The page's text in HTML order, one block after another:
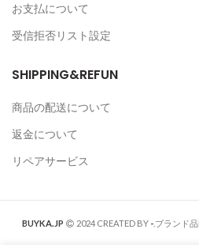
お支払について
受信拒否リスト設定
SHIPPING&REFUN
商品の配送について
返金について
リペアサービス
BUYKA.JP 2024 CREATED BY - .ブランド